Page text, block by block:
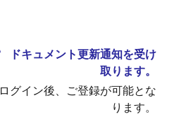
ドキュメント更新通知を受け
取ります。
ログイン後、ご登録が可能とな
ります。